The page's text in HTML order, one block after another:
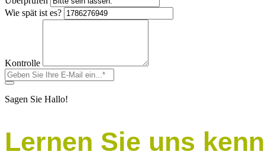
Wie spät ist es?
Kontrolle
Sagen Sie Hallo!
Lernen Sie uns